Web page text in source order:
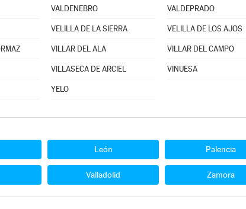
VALDENEBRO VALDEPRADO
VELILLA DE LA SIERRA VELILLA DE LOS AJOS
VILLAR DEL ALA VILLAR DEL CAMPO
VILLASECA DE ARCIEL VINUESA
YELO
León Palencia
Valladolid Zamora